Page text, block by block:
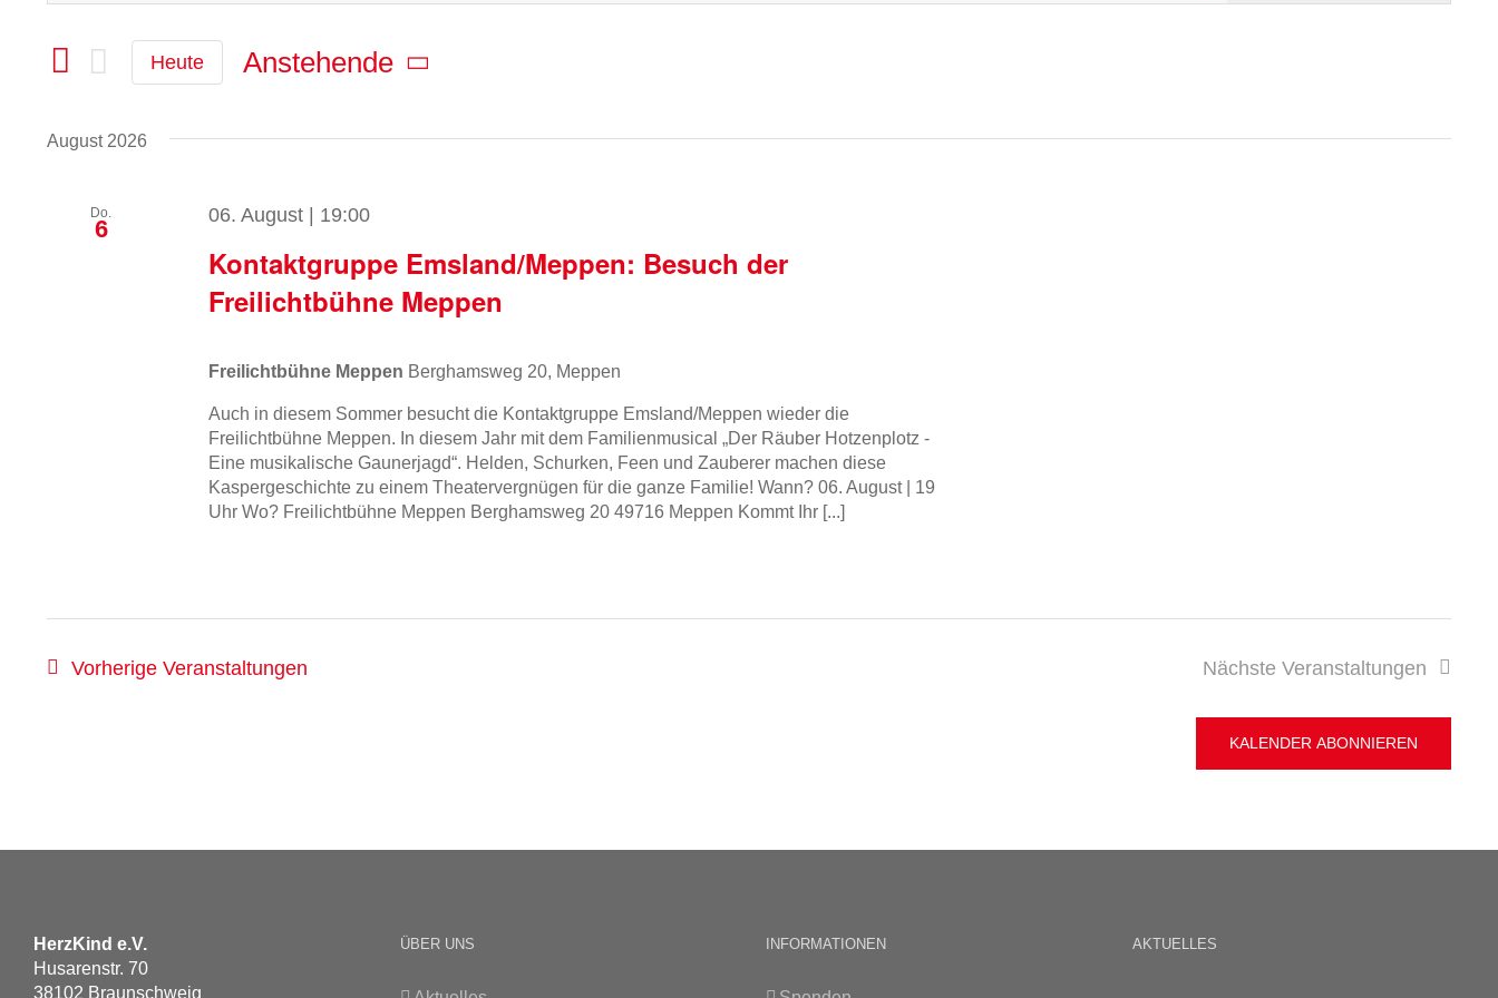
und
Schlüsselwort.
Suche
Schlüsselwort.
Heute
Anstehende
August 2026
Do.
6
Kontaktgruppe Emsland/Meppen: Besuch der
Freilichtbühne Meppen
06. August | 19:00
Freilichtbühne Meppen Berghamsweg 20, Meppen
Auch in diesem Sommer besucht die Kontaktgruppe Emsland/Meppen wieder die
Freilichtbühne Meppen. In diesem Jahr mit dem Familienmusical „Der Räuber Hotzenplotz -
Eine musikalische Gaunerjagd“. Helden, Schurken, Feen und Zauberer machen diese
Kaspergeschichte zu einem Theatervergnügen für die ganze Familie! Wann? 06. August | 19
Uhr Wo? Freilichtbühne Meppen Berghamsweg 20 49716 Meppen Kommt Ihr [...]
Vorherige Veranstaltungen NächsteVeranstaltungen
KALENDER ABONNIEREN
HerzKind e.V.
Husarenstr. 70
38102 Braunschweig
ÜBER UNS INFORMATIONEN AKTUELLES